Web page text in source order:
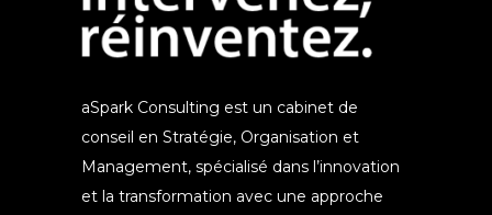
aSpark Consulting est un cabinet de
conseil en Stratégie, Organisation et
Management, spécialisé dans l’innovation
et la transformation avec une approche